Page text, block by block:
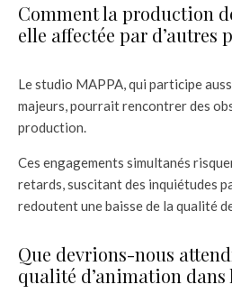
Comment la production
elle affectée par d’autres
Le studio MAPPA, qui participe
majeurs, pourrait rencontrer des
production.
Ces engagements simultanés
retards, suscitant des inquiétudes
redoutent une baisse de la qualité
Que devrions-nous
qualité d’animation dans